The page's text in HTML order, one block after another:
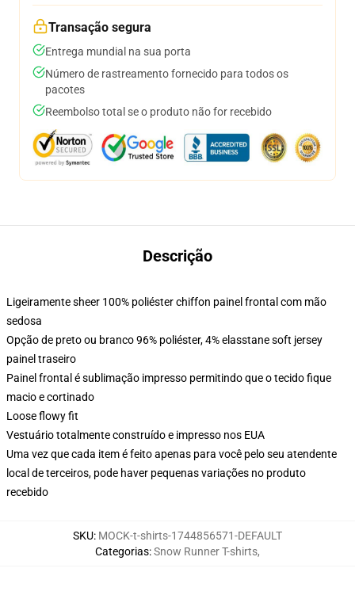
Transação segura
Entrega mundial na sua porta
Número de rastreamento fornecido para todos os
pacotes
Reembolso total se o produto não for recebido
Descrição
Ligeiramente sheer 100% poliéster chiffon painel frontal com mão
sedosa
Opção de preto ou branco 96% poliéster, 4% elasstane soft jersey
painel traseiro
Painel frontal é sublimação impresso permitindo que o tecido fique
macio e cortinado
Loose flowy fit
Vestuário totalmente construído e impresso nos EUA
Uma vez que cada item é feito apenas para você pelo seu atendente
local de terceiros, pode haver pequenas variações no produto
recebido
SKU: MOCK-t-shirts-1744856571-DEFAULT
Categorias:Snow Runner T-shirts,